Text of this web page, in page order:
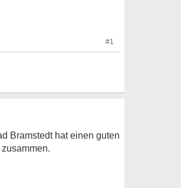
#1
Bramstedt hat einen guten